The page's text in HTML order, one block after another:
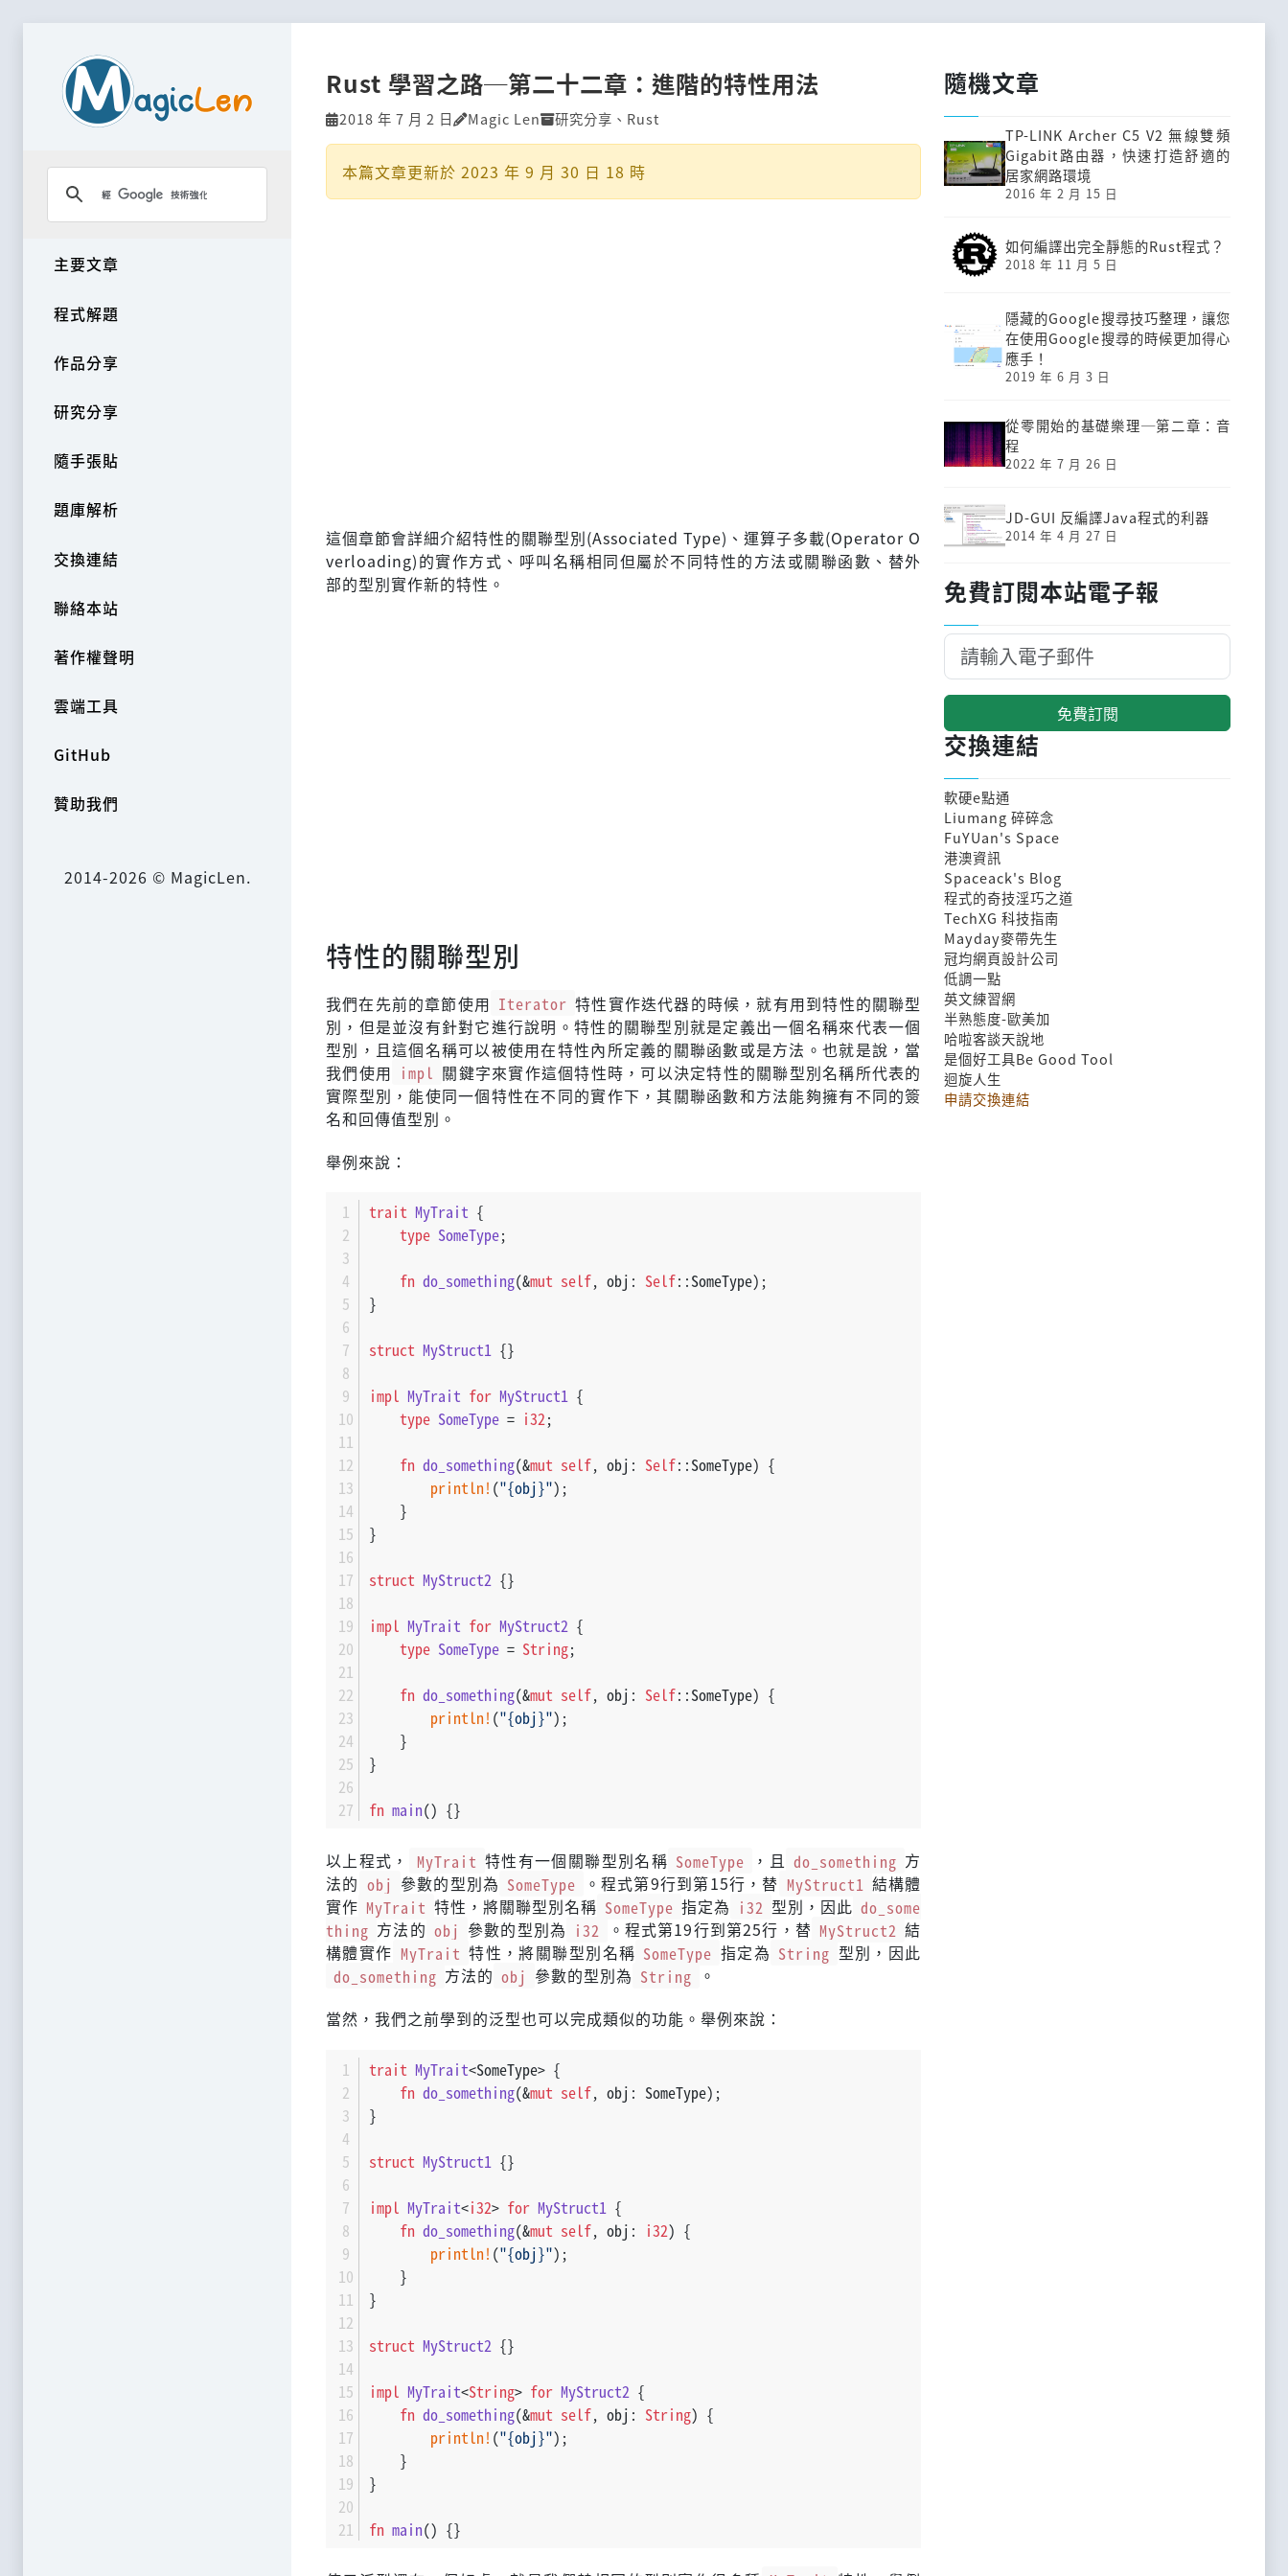
主要文章
程式解題
作品分享
研究分享
隨手張貼
題庫解析
交換連結
聯絡本站
著作權聲明
雲端工具
GitHub
贊助我們
2014-2026 © MagicLen.
Rust 學習之路─第二十二章：進階的特性用法
2018 年 7 月 2 日 Magic Len 研究分享 、 Rust
本篇文章更新於 2023 年 9 月 30 日 18 時
這個章節會詳細介紹特性的關聯型別(Associated Type)、運算子多載(Operator O
verloading)的實作方式、呼叫名稱相同但屬於不同特性的方法或關聯函數、替外
部的型別實作新的特性。
特性的關聯型別
我們在先前的章節使用 Iterator 特性實作迭代器的時候，就有用到特性的關聯型
別，但是並沒有針對它進行說明。特性的關聯型別就是定義出一個名稱來代表一個
型別，且這個名稱可以被使用在特性內所定義的關聯函數或是方法。也就是說，當
我們使用 impl 關鍵字來實作這個特性時，可以決定特性的關聯型別名稱所代表的
實際型別，能使同一個特性在不同的實作下，其關聯函數和方法能夠擁有不同的簽
名和回傳值型別。
舉例來說：
trait MyTrait {
type SomeType;
fn do_something(&mut self, obj: Self::SomeType);
}
struct MyStruct1 {}
impl MyTrait for MyStruct1 {
type SomeType = i32;
fn do_something(&mut self, obj: Self::SomeType) {
println! ("{obj}");
    }
}
struct MyStruct2 {}
impl MyTrait for MyStruct2 {
type SomeType = String;
fn do_something(&mut self, obj: Self::SomeType) {
println! ("{obj}");
    }
}
fn main() {}
以上程式， MyTrait 特性有一個關聯型別名稱 SomeType ，且 do_something 方
法的 obj 參數的型別為 SomeType 。程式第9行到第15行，替 MyStruct1 結構體
實作 MyTrait 特性，將關聯型別名稱 SomeType 指定為 i32 型別，因此 do_some
thing 方法的 obj 參數的型別為 i32 。程式第19行到第25行，替 MyStruct2 結
構體實作 MyTrait 特性，將關聯型別名稱 SomeType 指定為 String 型別，因此
do_something 方法的 obj 參數的型別為 String 。
當然，我們之前學到的泛型也可以完成類似的功能。舉例來說：
trait MyTrait<SomeType> {
fn do_something(&mut self, obj: SomeType);
}
struct MyStruct1 {}
impl MyTrait<i32> for MyStruct1 {
fn do_something(&mut self, obj: i32) {
println! ("{obj}");
    }
}
struct MyStruct2 {}
impl MyTrait<String> for MyStruct2 {
fn do_something(&mut self, obj: String) {
println! ("{obj}");
    }
}
fn main() {}
隨機文章
TP-LINK Archer C5 V2 無線雙頻
Gigabit路由器，快速打造舒適的
居家網路環境
2016 年 2 月 15 日
如何編譯出完全靜態的Rust程式？
2018 年 11 月 5 日
隱藏的Google搜尋技巧整理，讓您
在使用Google搜尋的時候更加得心
應手！
2019 年 6 月 3 日
從零開始的基礎樂理─第二章：音
程
2022 年 7 月 26 日
JD-GUI 反編譯Java程式的利器
2014 年 4 月 27 日
免費訂閱本站電子報
免費訂閱
交換連結
軟硬e點通
Liumang 碎碎念
FuYUan's Space
港澳資訊
Spaceack's Blog
程式的奇技淫巧之道
TechXG 科技指南
Mayday麥帶先生
冠均網頁設計公司
低調一點
英文練習網
半熟態度-歐美加
哈啦客談天說地
是個好工具Be Good Tool
迴旋人生
申請交換連結